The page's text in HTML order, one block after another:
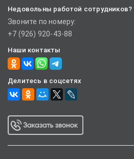
Недовольны работой сотрудников?
Звоните по номеру:
+7 (926) 920-43-88
Наши контакты
Делитесь в соцсетях